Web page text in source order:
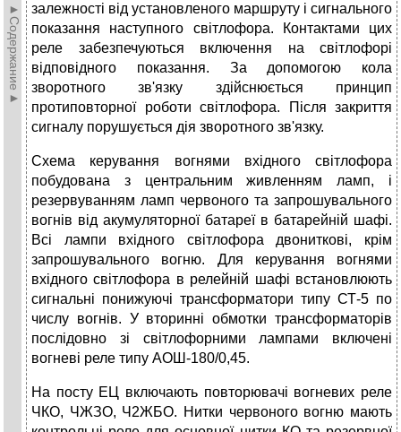
►Содержание►
залежності від установленого маршруту і сигнального
показання наступного світлофора. Контактами цих
реле забезпечуються включення на світлофорі
відповідного показання. За допомогою кола
зворотного зв'язку здійснюється принцип
протиповторної роботи світлофора. Після закриття
сигналу порушується дія зворотного зв'язку.
Схема керування вогнями вхідного світлофора
побудована з центральним живленням ламп, і
резервуванням ламп червоного та запрошувального
вогнів від акумуляторної батареї в батарейній шафі.
Всі лампи вхідного світлофора двониткові, крім
запрошувального вогню. Для керування вогнями
вхідного світлофора в релейній шафі встановлюють
сигнальні понижуючі трансформатори типу СТ-5 по
числу вогнів. У вторинні обмотки трансформаторів
послідовно зі світлофорними лампами включені
вогневі реле типу АОШ-180/0,45.
На посту ЕЦ включають повторювачі вогневих реле
ЧКО, ЧЖЗО, Ч2ЖБО. Нитки червоного вогню мають